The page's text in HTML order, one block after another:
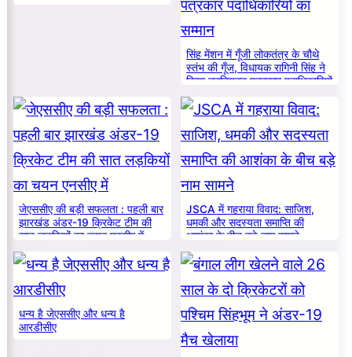
सिंह मेंशन में गूँजी लोकतंत्र के चौथे
स्तंभ की गूँज, विधायक रागिनी सिंह ने
किया नवनियुक्त पत्रकार पदाधिकारियों
का सम्मान
जेएससीए की बड़ी सफलता : पहली बार
झारखंड अंडर-19 क्रिकेट टीम की
सात लड़कियों का चयन एनसीए में
JSCA में गहराया विवाद: साजिश,
धमकी और सदस्यता समाप्ति की
आशंका के बीच बड़े नाम सामने
धन्य है जेएससीए और धन्य है
आरडीसीए